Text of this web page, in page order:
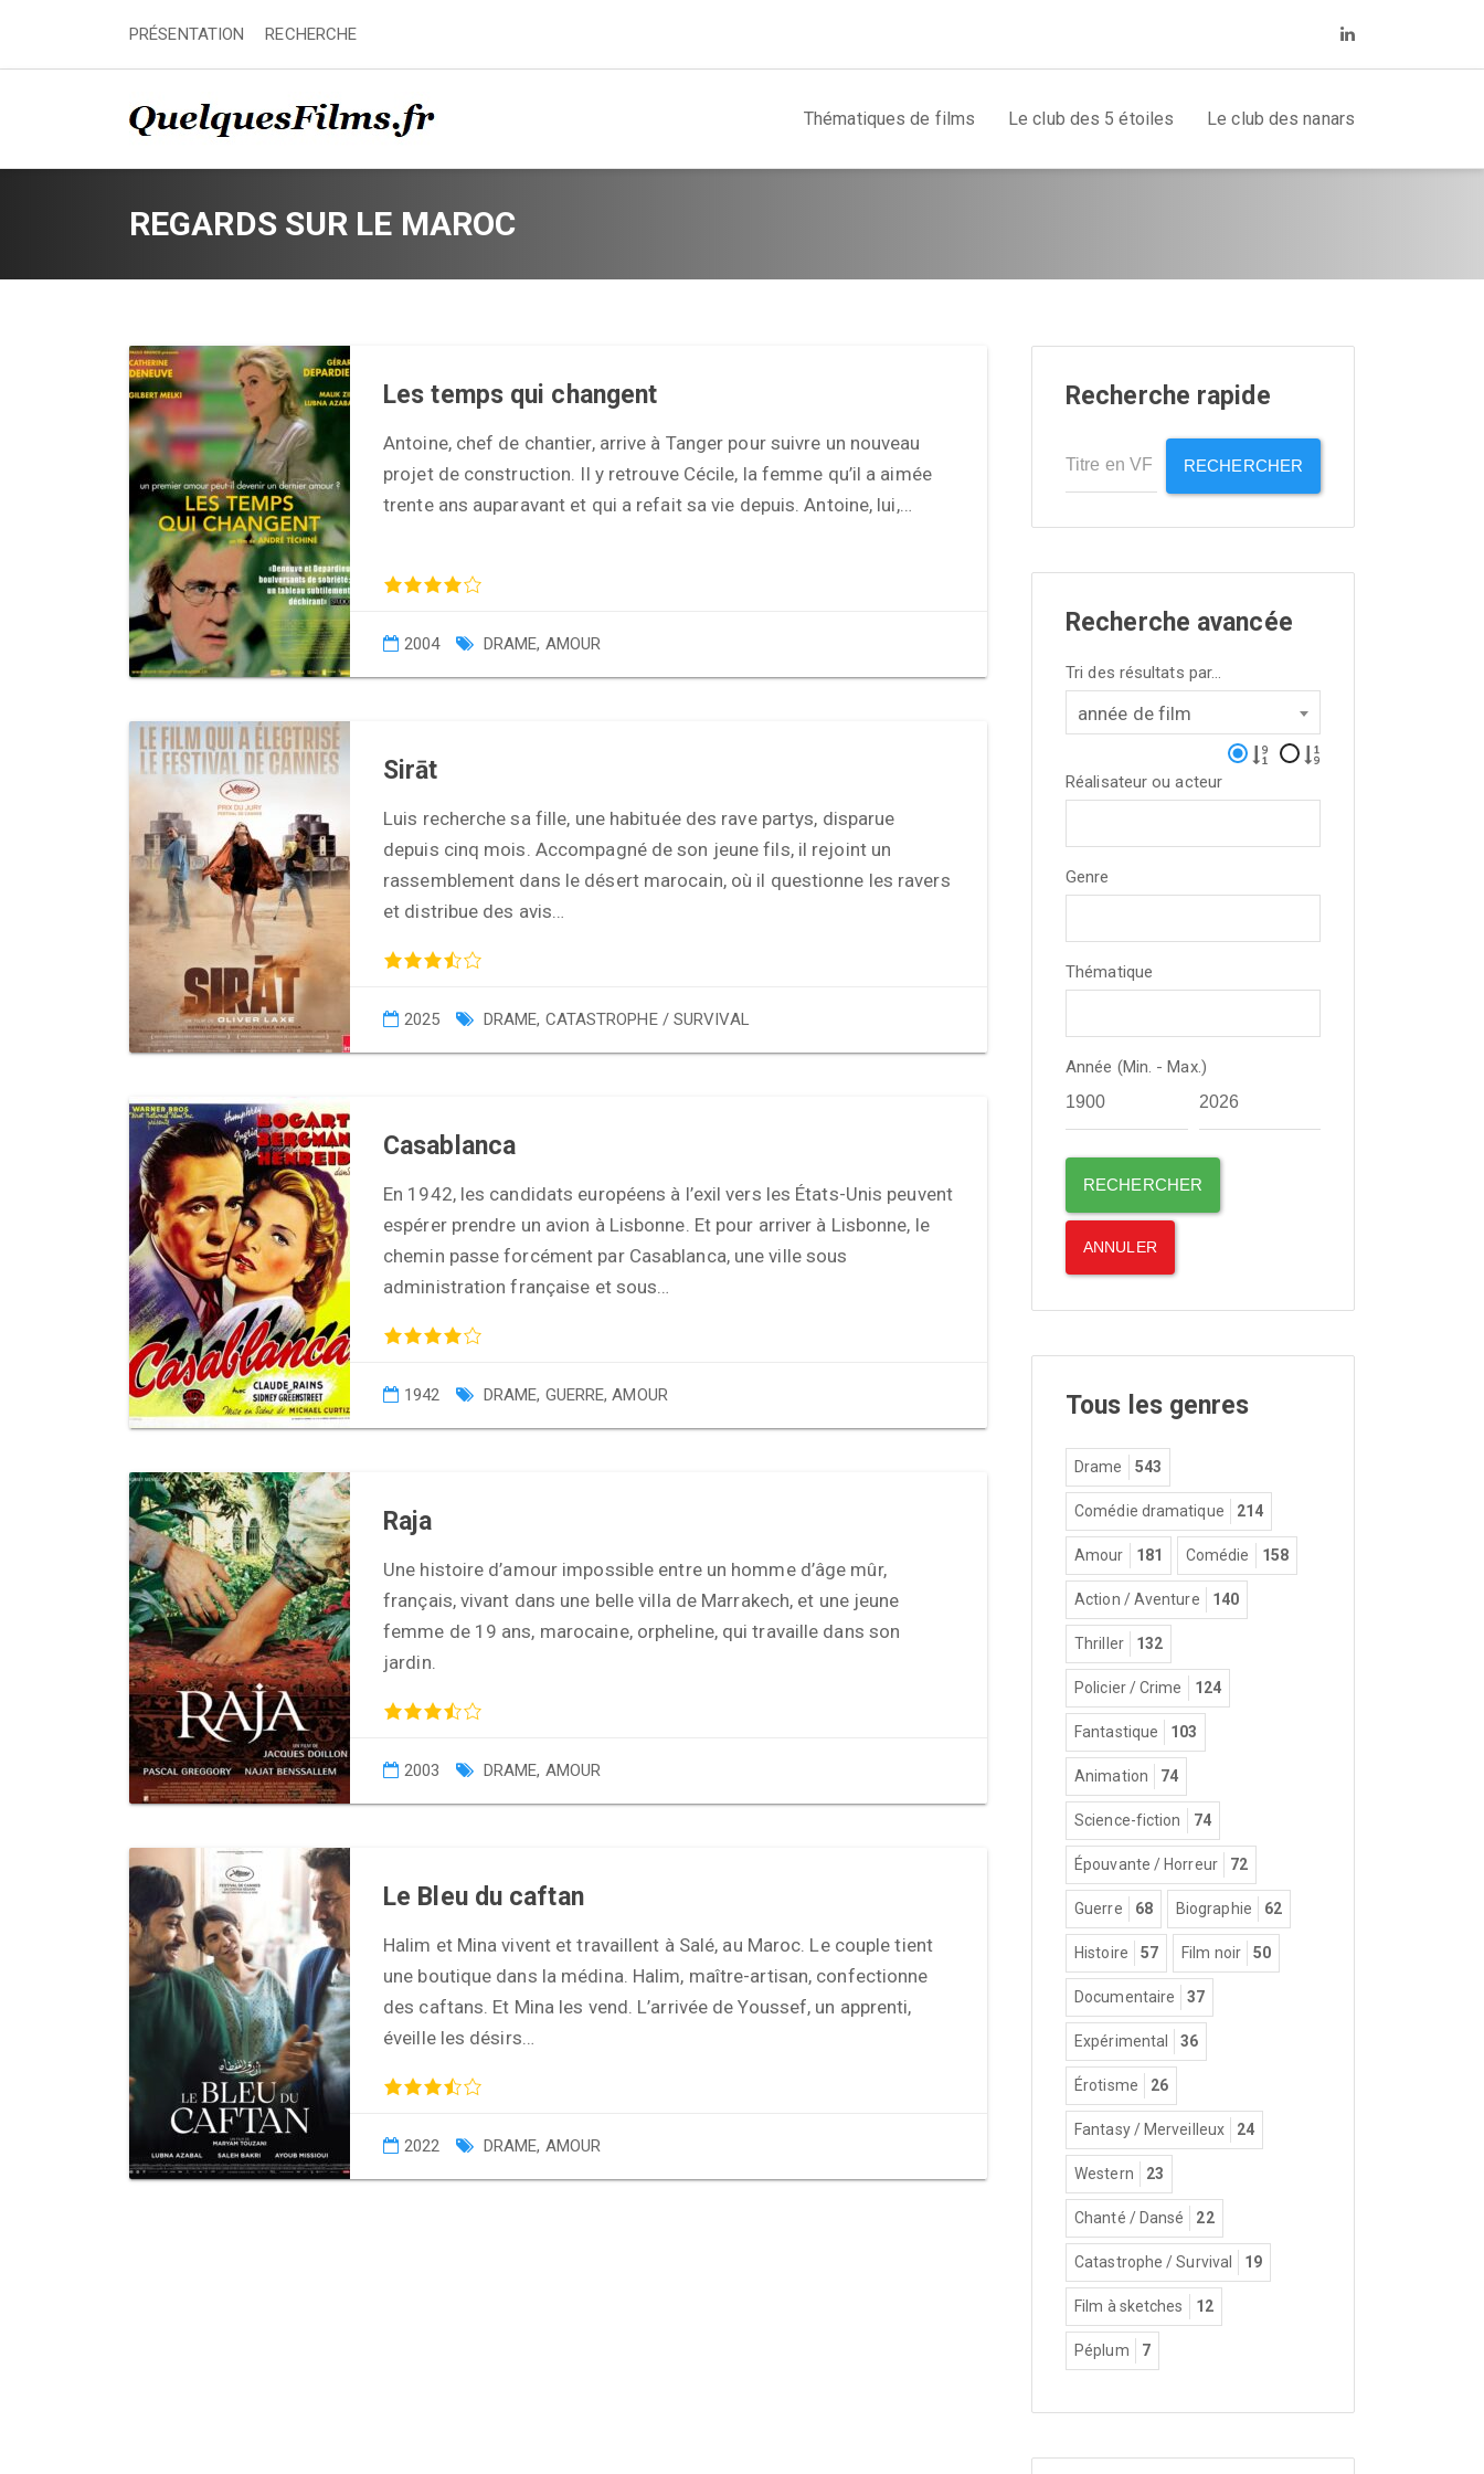
PRÉSENTATION RECHERCHE
Thématiques de films Le club des 5 étoiles Le club des nanars
REGARDS SUR LE MAROC
Les temps qui changent
Antoine, chef de chantier, arrive à Tanger pour suivre un nouveau
projet de construction. Il y retrouve Cécile, la femme qu’il a aimée
trente ans auparavant et qui a refait sa vie depuis. Antoine, lui,…
2004 DRAME, AMOUR
Sirāt
Luis recherche sa fille, une habituée des rave partys, disparue
depuis cinq mois. Accompagné de son jeune fils, il rejoint un
rassemblement dans le désert marocain, où il questionne les ravers
et distribue des avis…
2025 DRAME, CATASTROPHE / SURVIVAL
Casablanca
En 1942, les candidats européens à l’exil vers les États-Unis peuvent
espérer prendre un avion à Lisbonne. Et pour arriver à Lisbonne, le
chemin passe forcément par Casablanca, une ville sous
administration française et sous…
1942 DRAME, GUERRE,AMOUR
Raja
Une histoire d’amour impossible entre un homme d’âge mûr,
français, vivant dans une belle villa de Marrakech, et une jeune
femme de 19 ans, marocaine, orpheline, qui travaille dans son
jardin.
2003 DRAME, AMOUR
Le Bleu du caftan
Halim et Mina vivent et travaillent à Salé, au Maroc. Le couple tient
une boutique dans la médina. Halim, maître-artisan, confectionne
des caftans. Et Mina les vend. L’arrivée de Youssef, un apprenti,
éveille les désirs…
2022 DRAME, AMOUR
Recherche rapide
RECHERCHER
Recherche avancée
Tri des résultats par...
année de film
Réalisateur ou acteur
Genre
Thématique
Année (Min. - Max.)
Tous les genres
Drame 543
Comédie dramatique 214
Amour 181 Comédie 158
Action / Aventure 140
Thriller 132
Policier / Crime 124
Fantastique 103
Animation 74
Science-fiction 74
Épouvante / Horreur 72
Guerre 68 Biographie 62
Histoire 57 Film noir 50
Documentaire 37
Expérimental 36
Érotisme 26
Fantasy / Merveilleux 24
Western 23
Chanté / Dansé 22
Catastrophe / Survival 19
Film à sketches 12
Péplum 7